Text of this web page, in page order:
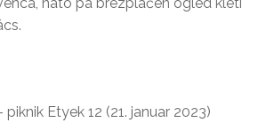
piknik Etyek 12 (21. januar 2023)